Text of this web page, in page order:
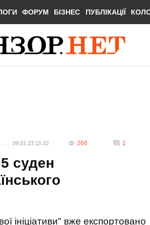
ФОРУМ БІЗНЕС ПУБЛІКАЦІЇ
09.01.23 15:32 266 1
суден
ініціативи" вже експортовано